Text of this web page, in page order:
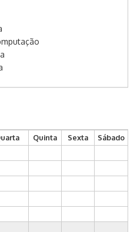
Quinta Sexta
Sábado